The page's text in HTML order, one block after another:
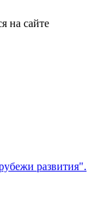
на сайте
развития".